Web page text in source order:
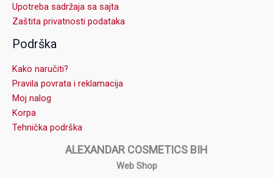
Upotreba sadržaja sa sajta
Zaštita privatnosti podataka
Podrška
Kako naručiti?
Pravila povrata i reklamacija
Moj nalog
Korpa
Tehnička podrška
ALEXANDAR COSMETICS BIH
Web Shop